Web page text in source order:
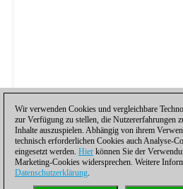
Wir verwenden Cookies und vergleichbare
zur Verfügung zu stellen, die Nutzererfahrungen
Inhalte auszuspielen. Abhängig von ihrem
technisch erforderlichen Cookies auch Analyse-
eingesetzt werden. Hier können Sie der
Marketing-Cookies widersprechen. Weitere
Datenschutzerklärung.